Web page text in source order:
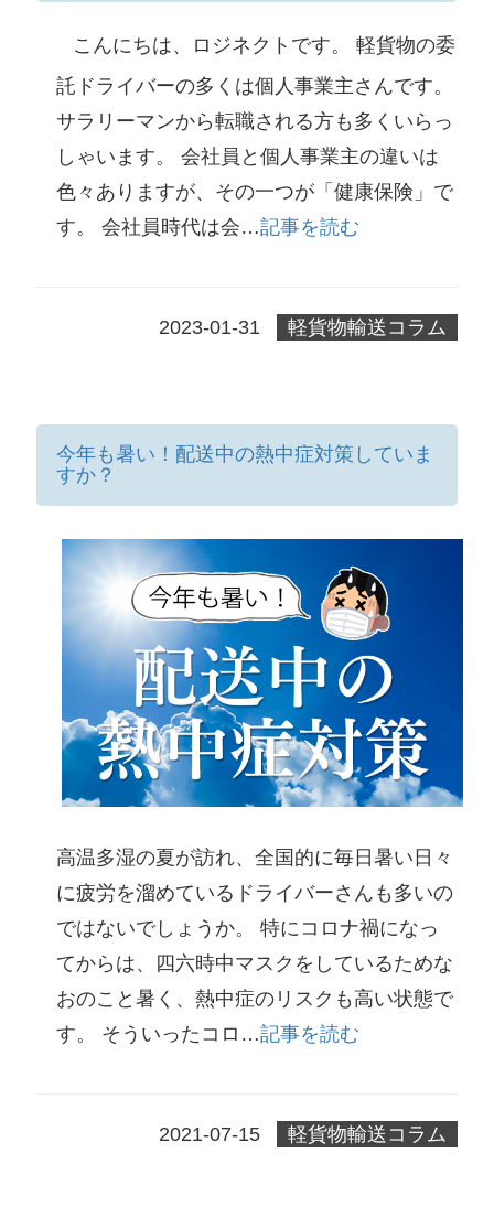
こんにちは、ロジネクトです。 軽貨物の委
託ドライバーの多くは個人事業主さんです。
サラリーマンから転職される方も多くいらっ
しゃいます。 会社員と個人事業主の違いは
色々ありますが、その一つが「健康保険」で
す。 会社員時代は会…記事を読む
2023-01-31 軽貨物輸送コラム
今年も暑い！配送中の熱中症対策していま
すか？
高温多湿の夏が訪れ、全国的に毎日暑い日々
に疲労を溜めているドライバーさんも多いの
ではないでしょうか。 特にコロナ禍になっ
てからは、四六時中マスクをしているためな
おのこと暑く、熱中症のリスクも高い状態で
す。 そういったコロ…記事を読む
2021-07-15 軽貨物輸送コラム